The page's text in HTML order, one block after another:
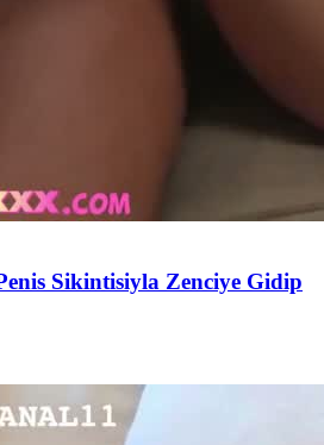
Sikintisiyla Zenciye Gidip